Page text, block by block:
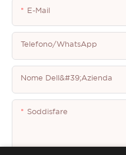
E-Mail
Telefono/WhatsApp
Nome Dell&#39;azienda
Soddisfare